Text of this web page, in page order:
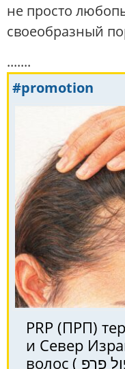
не просто
своеобразный
.......
#promotion
PRP (ПРП)
и Север
волос ( טיפול פרפ ): кому она может